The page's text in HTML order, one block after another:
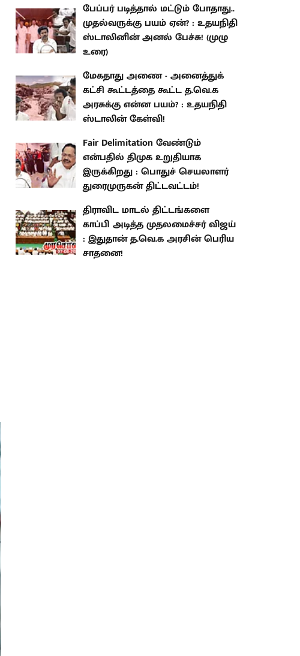
பேப்பர் படித்தால் மட்டும் போதாது..
முதல்வருக்கு பயம் ஏன்? : உதயநிதி
ஸ்டாலினின் அனல் பேச்சு! (முழு
உரை)
மேகதாது அணை - அனைத்துக்
கட்சி கூட்டத்தை கூட்ட த.வெ.க
அரசுக்கு என்ன பயம்? : உதயநிதி
ஸ்டாலின் கேள்வி!
Fair Delimitation வேண்டும்
என்பதில் திமுக உறுதியாக
இருக்கிறது : பொதுச் செயலாளர்
துரைமுருகன் திட்டவட்டம்!
திராவிட மாடல் திட்டங்களை
காப்பி அடித்த முதலமைச்சர் விஜய்
: இதுதான் த.வெ.க அரசின் பெரிய
சாதனை!